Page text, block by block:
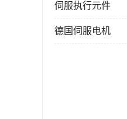
伺服执行元件
德国伺服电机